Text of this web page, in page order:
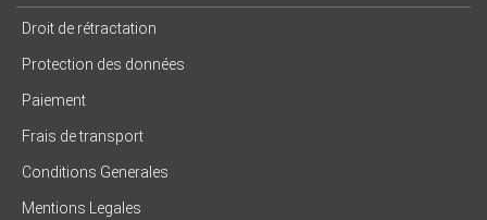
Droit de rétractation
Protection des données
Paiement
Frais de transport
Conditions Generales
Mentions Legales